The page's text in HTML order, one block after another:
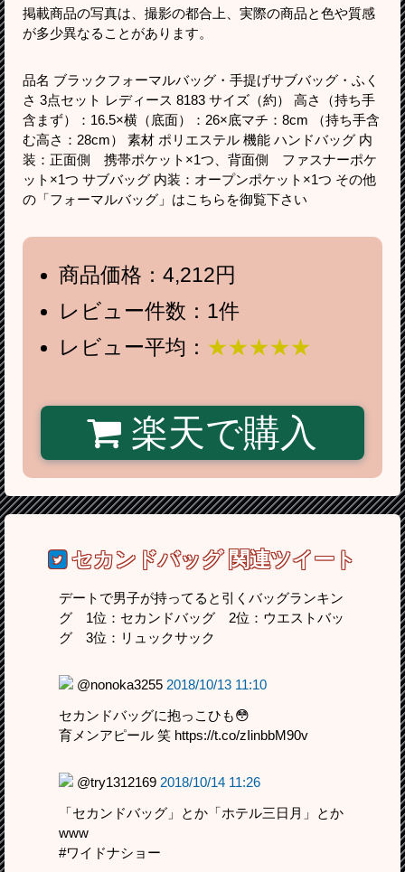
掲載商品の写真は、撮影の都合上、実際の商品と色や質感
が多少異なることがあります。
品名 ブラックフォーマルバッグ・手提げサブバッグ・ふく
さ 3点セット レディース 8183 サイズ（約） 高さ（持ち手
含まず）：16.5×横（底面）：26×底マチ：8cm （持ち手含
む高さ：28cm） 素材 ポリエステル 機能 ハンドバッグ 内
装：正面側 携帯ポケット×1つ、背面側 ファスナーポケ
ット×1つ サブバッグ 内装：オープンポケット×1つ その他
の「フォーマルバッグ」はこちらを御覧下さい
商品価格：4,212円
レビュー件数：1件
レビュー平均： ★★★★★
楽天で購入
セカンドバッグ関連ツイート
デートで男子が持ってると引くバッグランキン
グ 1位：セカンドバッグ 2位：ウエストバッ
グ 3位：リュックサック
@nonoka3255 2018/10/13 11:10
セカンドバッグに抱っこひも😳
育メンアピール 笑 https://t.co/zIinbbM90v
@try1312169 2018/10/14 11:26
「セカンドバッグ」とか「ホテル三日月」とか
www
#ワイドナショー